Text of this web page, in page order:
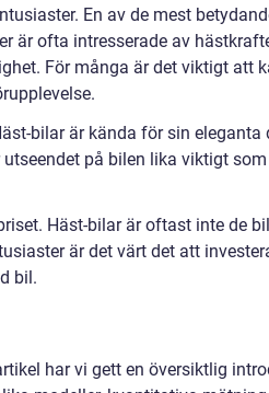
En av de mest
är ofta intresserade av
För många är det viktigt att
bilar är kända för sin eleganta
på bilen lika viktigt
Häst-bilar är oftast inte de
är det värt det att
bil.
har vi gett en översiktlig